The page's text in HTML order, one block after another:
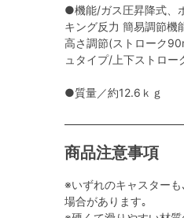
●機能/ガス圧昇降式、
キング反力 簡易調節機
高さ調節(ストローク
ュタイプ/上下ストロ
●質量／約12.6ｋｇ
商品注意事項
※いずれのキャスター
場合があります｡